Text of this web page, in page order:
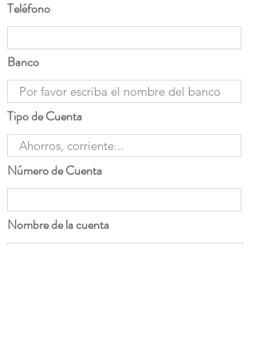
Teléfono
Banco
Tipo de Cuenta
Número de Cuenta
Nombre de la cuenta